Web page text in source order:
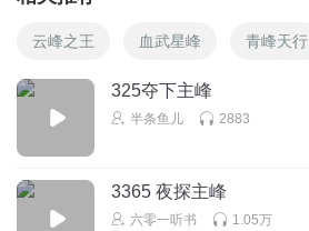
云峰之王 血武星峰 青峰天行
325夺下主峰
半条鱼儿 2883
3365 夜探主峰
六零一听书 1.05万